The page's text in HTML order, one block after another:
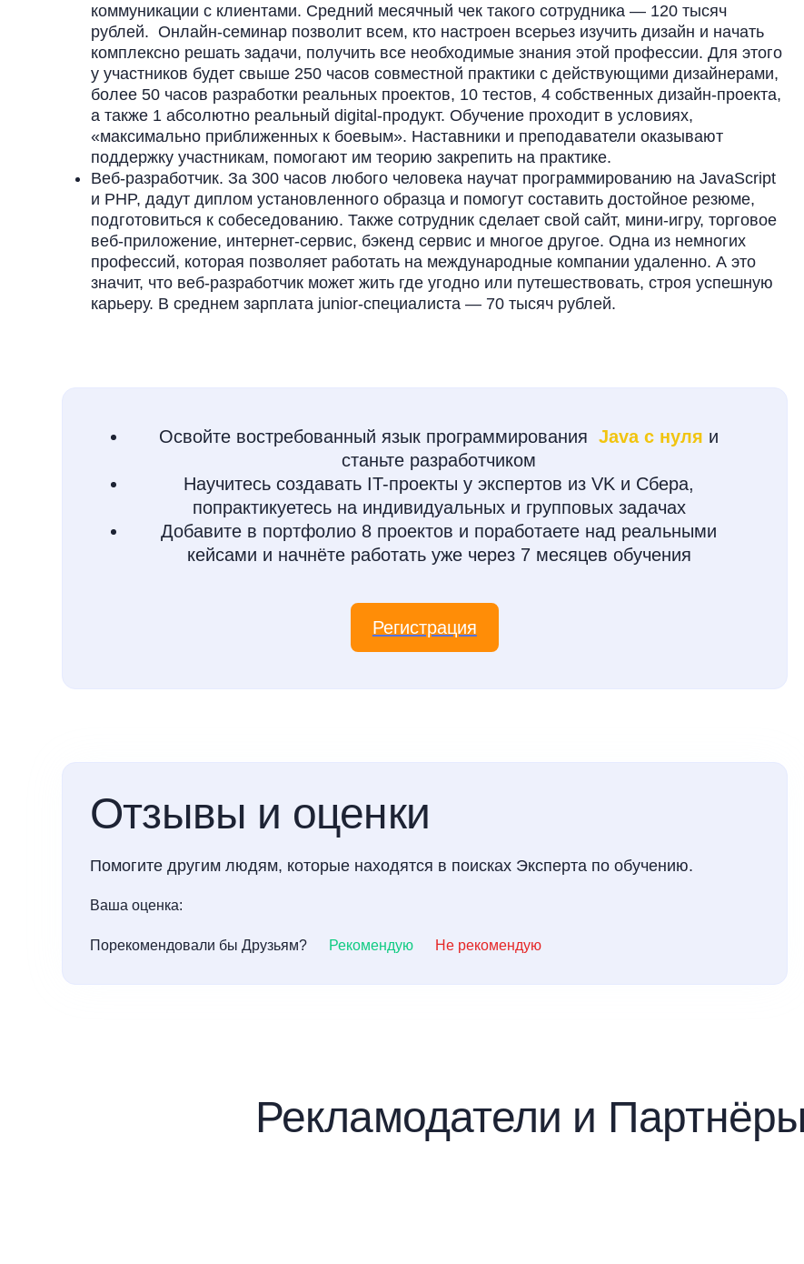
коммуникации с клиентами. Средний месячный чек такого сотрудника — 120 тысяч
рублей. Онлайн-семинар позволит всем, кто настроен всерьез изучить дизайн и начать
комплексно решать задачи, получить все необходимые знания этой профессии. Для этого
у участников будет свыше 250 часов совместной практики с действующими дизайнерами,
более 50 часов разработки реальных проектов, 10 тестов, 4 собственных дизайн-проекта,
а также 1 абсолютно реальный digital-продукт. Обучение проходит в условиях,
«максимально приближенных к боевым». Наставники и преподаватели оказывают
поддержку участникам, помогают им теорию закрепить на практике.
Веб-разработчик. За 300 часов любого человека научат программированию на JavaScript
и PHP, дадут диплом установленного образца и помогут составить достойное резюме,
подготовиться к собеседованию. Также сотрудник сделает свой сайт, мини-игру, торговое
веб-приложение, интернет-сервис, бэкенд сервис и многое другое. Одна из немногих
профессий, которая позволяет работать на международные компании удаленно. А это
значит, что веб-разработчик может жить где угодно или путешествовать, строя успешную
карьеру. В среднем зарплата junior-специалиста — 70 тысяч рублей.
Освойте востребованный язык программированияJava с нуля и
станьте разработчиком
Научитесь создавать IT-проекты у экспертов из VK и Сбера,
попрактикуетесь на индивидуальных и групповых задачах
Добавите в портфолио 8 проектов и поработаете над реальными
кейсами и начнёте работать уже через 7 месяцев обучения
Регистрация
Отзывы и оценки
Помогите другим людям, которые находятся в поисках Эксперта по обучению.
Ваша оценка:
Порекомендовали бы Друзьям? Рекомендую Не рекомендую
Рекламодатели и